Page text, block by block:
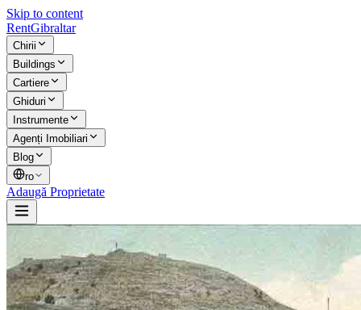
Skip to content
RentGibraltar
Chirii
Buildings
Cartiere
Ghiduri
Instrumente
Agenți Imobiliari
Blog
ro
Adaugă Proprietate